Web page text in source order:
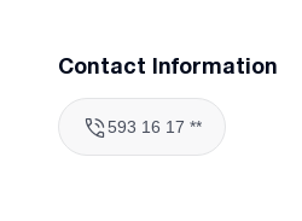
Contact Information
593 16 17 **